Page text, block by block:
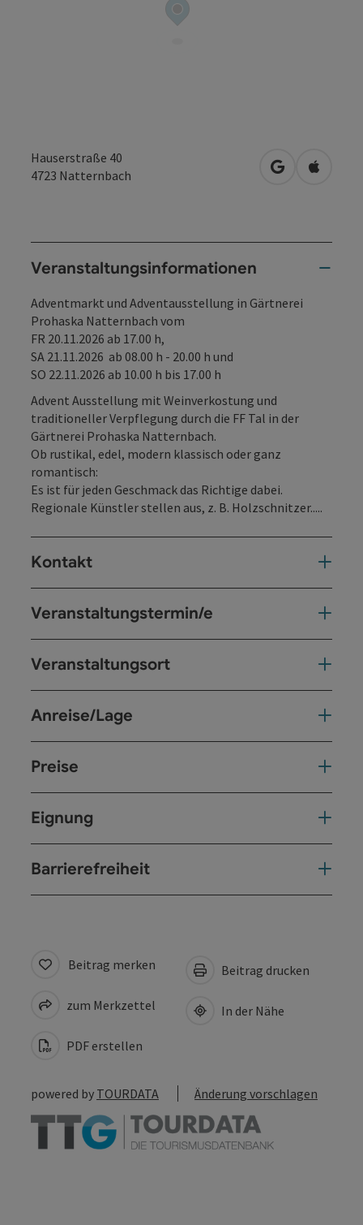
Hauserstraße 40
4723 Natternbach in Google
in
Veranstaltungsinformationen
Adventmarkt und Adventausstellung in Gärtnerei
Prohaska Natternbach vom
FR 20.11.2026 ab 17.00 h,
SA 21.11.2026 ab 08.00 h - 20.00 h und
SO 22.11.2026 ab 10.00 h bis 17.00 h
Advent Ausstellung mit Weinverkostung und
traditioneller Verpflegung durch die FF Tal in der
Gärtnerei Prohaska Natternbach.
Ob rustikal, edel, modern klassisch oder ganz
romantisch:
Es ist für jeden Geschmack das Richtige dabei.
Regionale Künstler stellen aus, z. B. Holzschnitzer.....
Kontakt
Veranstaltungstermin/e
Veranstaltungsort
Anreise/Lage
Preise
Eignung
Barrierefreiheit
Beitrag merken
zum Merkzettel
PDF erstellen
Beitrag drucken
In der Nähe
powered by TOURDATA Änderung vorschlagen